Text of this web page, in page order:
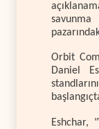
Orbit
Daniel
Eshchar,